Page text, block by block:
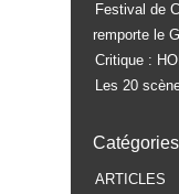
Festival de
remporte le
Critique :
Les 20
Catégories
ARTICLES